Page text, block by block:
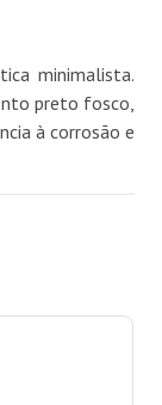
minimalista.
preto fosco,
à corrosão e